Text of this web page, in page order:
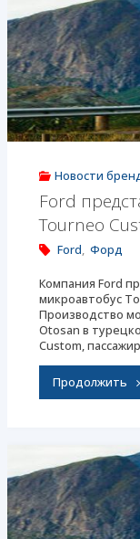
в
Новости
Ford
Tourneo
Ford, Форд
Компания Ford
микроавтобус
Производство
Otosan в
Custom,
Продолжить